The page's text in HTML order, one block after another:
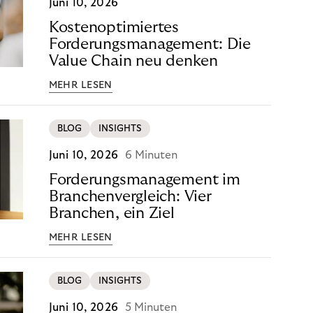
Juni 10, 2026
Kostenoptimiertes
Forderungsmanagement: Die
Value Chain neu denken
MEHR LESEN
BLOG INSIGHTS
Juni 10, 2026 6 Minuten
Forderungsmanagement im
Branchenvergleich: Vier
Branchen, ein Ziel
MEHR LESEN
BLOG INSIGHTS
Juni 10, 2026 5 Minuten